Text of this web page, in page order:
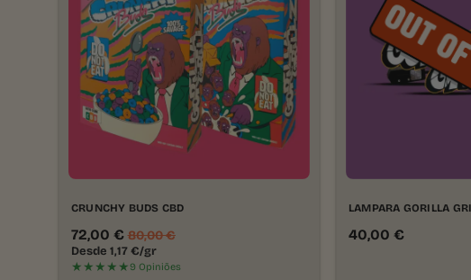
CRUNCHY BUDS CBD
72,00 €80,00€
Desde 1,17€/gr
★★★★★9 Opiniões
LAMPARA GORILLA
40,00 €